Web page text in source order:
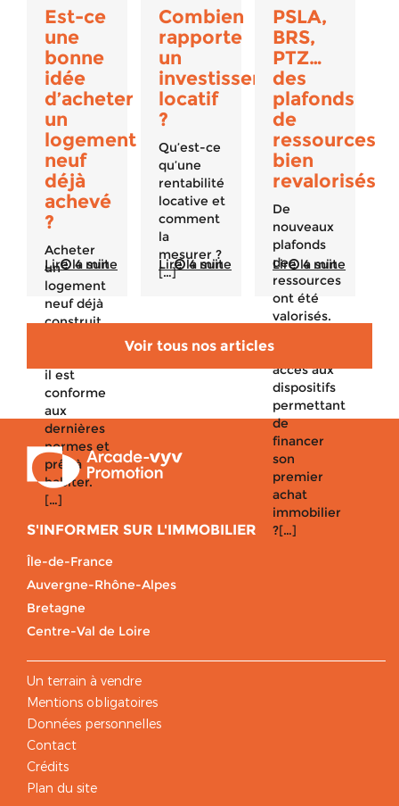
Est-ce
une
bonne
idée
d’acheter
un
logement
neuf
déjà
achevé
?
Acheter
un
logement
neuf déjà
construit
il est
conforme
aux
dernières
normes et
prêt à
habiter.
[…]
Lire la suite
4 min
Combien
rapporte
un
investissement
locatif
?
Qu’est-ce
qu’une
rentabilité
locative et
comment
la
mesurer ?
[…]
Lire la suite
4 min
PSLA,
BRS,
PTZ…
des
plafonds
de
ressources
bien
revalorisés
De
nouveaux
plafonds
de
ressources
ont été
valorisés.
avoir
accès aux
dispositifs
permettant
de
financer
son
premier
achat
immobilier
?[…]
Lire la suite
4 min
Voir tous nos articles
S'INFORMER SUR L'IMMOBILIER
Île-de-France
Auvergne-Rhône-Alpes
Bretagne
Centre-Val de Loire
Un terrain à vendre
Mentions obligatoires
Données personnelles
Contact
Crédits
Plan du site